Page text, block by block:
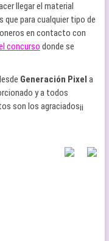
llegar el material
para cualquier tipo de
en contacto con
concurso donde se
Generación Pixel a
y a todos
son los agraciados¡¡